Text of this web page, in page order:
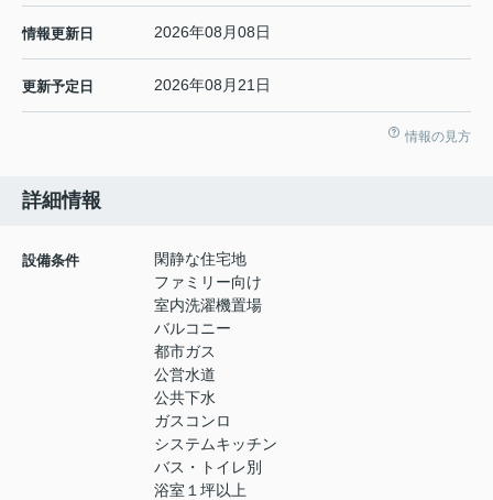
情報更新日 2026年08月08日
更新予定日 2026年08月21日
情報の見方
詳細情報
設備条件
閑静な住宅地
ファミリー向け
室内洗濯機置場
バルコニー
都市ガス
公営水道
公共下水
ガスコンロ
システムキッチン
バス・トイレ別
浴室１坪以上